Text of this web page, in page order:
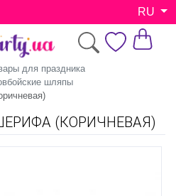
RU
для праздника
шляпы
(КОРИЧНЕВАЯ)